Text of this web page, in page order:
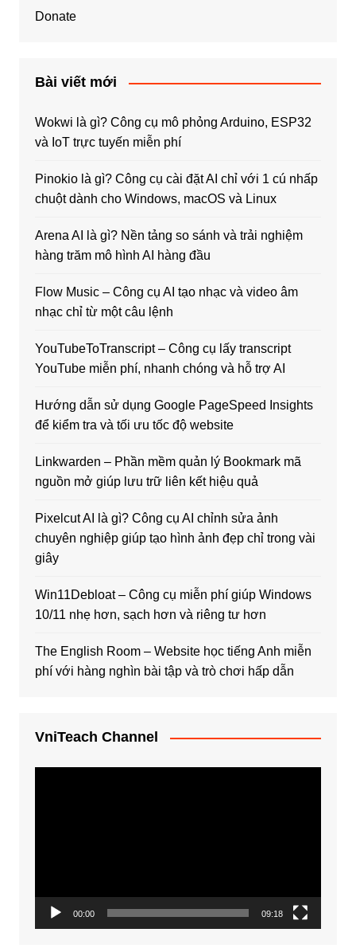
Donate
Bài viết mới
Wokwi là gì? Công cụ mô phỏng Arduino, ESP32
và IoT trực tuyến miễn phí
Pinokio là gì? Công cụ cài đặt AI chỉ với 1 cú nhấp
chuột dành cho Windows, macOS và Linux
Arena AI là gì? Nền tảng so sánh và trải nghiệm
hàng trăm mô hình AI hàng đầu
Flow Music – Công cụ AI tạo nhạc và video âm
nhạc chỉ từ một câu lệnh
YouTubeToTranscript – Công cụ lấy transcript
YouTube miễn phí, nhanh chóng và hỗ trợ AI
Hướng dẫn sử dụng Google PageSpeed Insights
để kiểm tra và tối ưu tốc độ website
Linkwarden – Phần mềm quản lý Bookmark mã
nguồn mở giúp lưu trữ liên kết hiệu quả
Pixelcut AI là gì? Công cụ AI chỉnh sửa ảnh
chuyên nghiệp giúp tạo hình ảnh đẹp chỉ trong vài
giây
Win11Debloat – Công cụ miễn phí giúp Windows
10/11 nhẹ hơn, sạch hơn và riêng tư hơn
The English Room – Website học tiếng Anh miễn
phí với hàng nghìn bài tập và trò chơi hấp dẫn
VniTeach Channel
00:00 09:18